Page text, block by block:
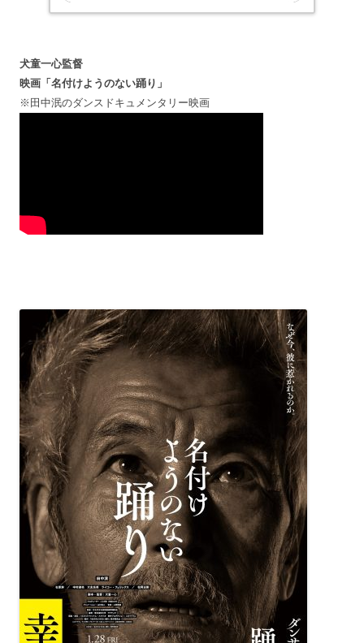
犬童一心監督
映画「名付けようのない踊り」
※田中泯のダンスドキュメンタリー映画